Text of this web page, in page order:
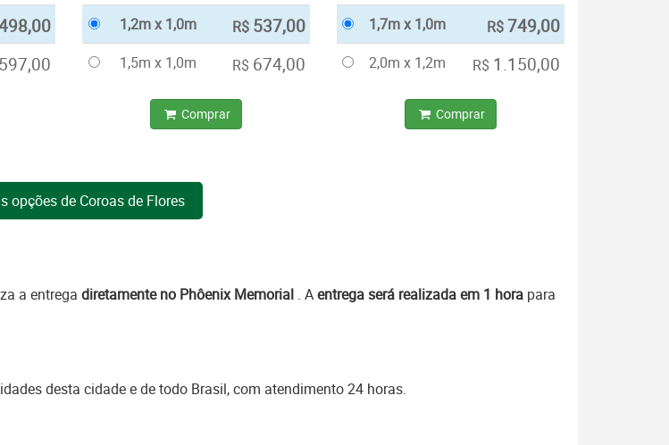
597,00
1,2m x 1,0m R$ 537,00
1,5m x 1,0m R$ 674,00
Comprar
1,7m x 1,0m R$749,00
2,0m x 1,2m R$ 1.150,00
Comprar
opções de Coroas de Flores
a entrega diretamente no Phôenix Memorial . Aentrega será realizada em 1 hora para
desta cidade e de todo Brasil, com atendimento 24 horas.